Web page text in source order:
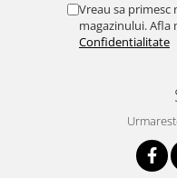
Vreau sa
magazinului. Afla
Confidentialitate